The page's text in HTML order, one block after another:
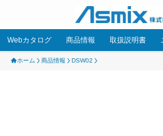
Webカタログ 商品情報 取扱説明書
ホーム 商品情報 DSW02